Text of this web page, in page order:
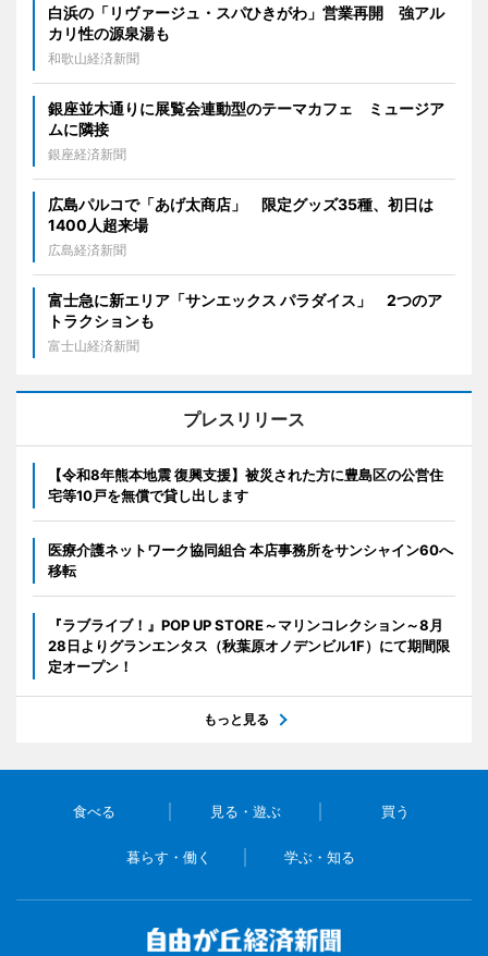
白浜の「リヴァージュ・スパひきがわ」営業再開 強アル
カリ性の源泉湯も
和歌山経済新聞
銀座並木通りに展覧会連動型のテーマカフェ ミュージア
ムに隣接
銀座経済新聞
広島パルコで「あげ太商店」 限定グッズ35種、初日は
1400人超来場
広島経済新聞
富士急に新エリア「サンエックス パラダイス」 2つのア
トラクションも
富士山経済新聞
プレスリリース
【令和8年熊本地震 復興支援】被災された方に豊島区の公営住
宅等10戸を無償で貸し出します
医療介護ネットワーク協同組合 本店事務所をサンシャイン60へ
移転
『ラブライブ！』POP UP STORE～マリンコレクション～8月
28日よりグランエンタス（秋葉原オノデンビル1F）にて期間限
定オープン！
もっと見る
食べる 見る・遊ぶ 買う
暮らす・働く 学ぶ・知る